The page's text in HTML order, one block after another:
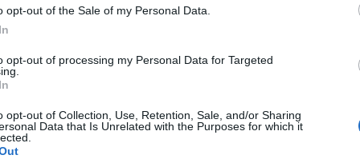
opt-out of the Sale of my Personal Data.
opt-out of processing my Personal Data for Targeted
opt-out of Collection, Use, Retention, Sale, and/or Sharing
Data that Is Unrelated with the Purposes for which it
personnes dont l'émail est sous-développé
et les acides.